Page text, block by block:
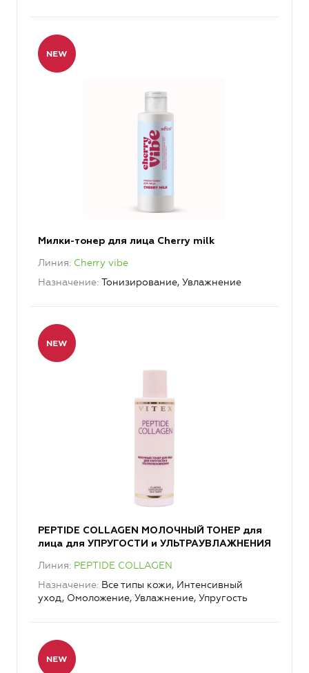
Милки-тонер для лица Cherry milk
Линия Cherry vibe
Назначение Тонизирование, Увлажнение
PEPTIDE COLLAGEN МОЛОЧНЫЙ ТОНЕР для
лица для УПРУГОСТИ и УЛЬТРАУВЛАЖНЕНИЯ
Линия PEPTIDE COLLAGEN
Назначение Все типы кожи, Интенсивный
уход, Омоложение, Увлажнение, Упругость